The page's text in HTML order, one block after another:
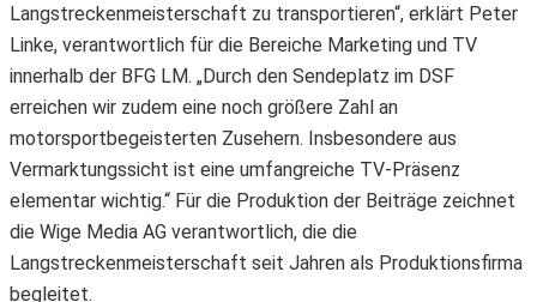
Langstreckenmeisterschaft zu transportieren“, erklärt Peter
Linke, verantwortlich für die Bereiche Marketing und TV
innerhalb der BFG LM. „Durch den Sendeplatz im DSF
erreichen wir zudem eine noch größere Zahl an
motorsportbegeisterten Zusehern. Insbesondere aus
Vermarktungssicht ist eine umfangreiche TV-Präsenz
elementar wichtig.“ Für die Produktion der Beiträge zeichnet
die Wige Media AG verantwortlich, die die
Langstreckenmeisterschaft seit Jahren als Produktionsfirma
begleitet.